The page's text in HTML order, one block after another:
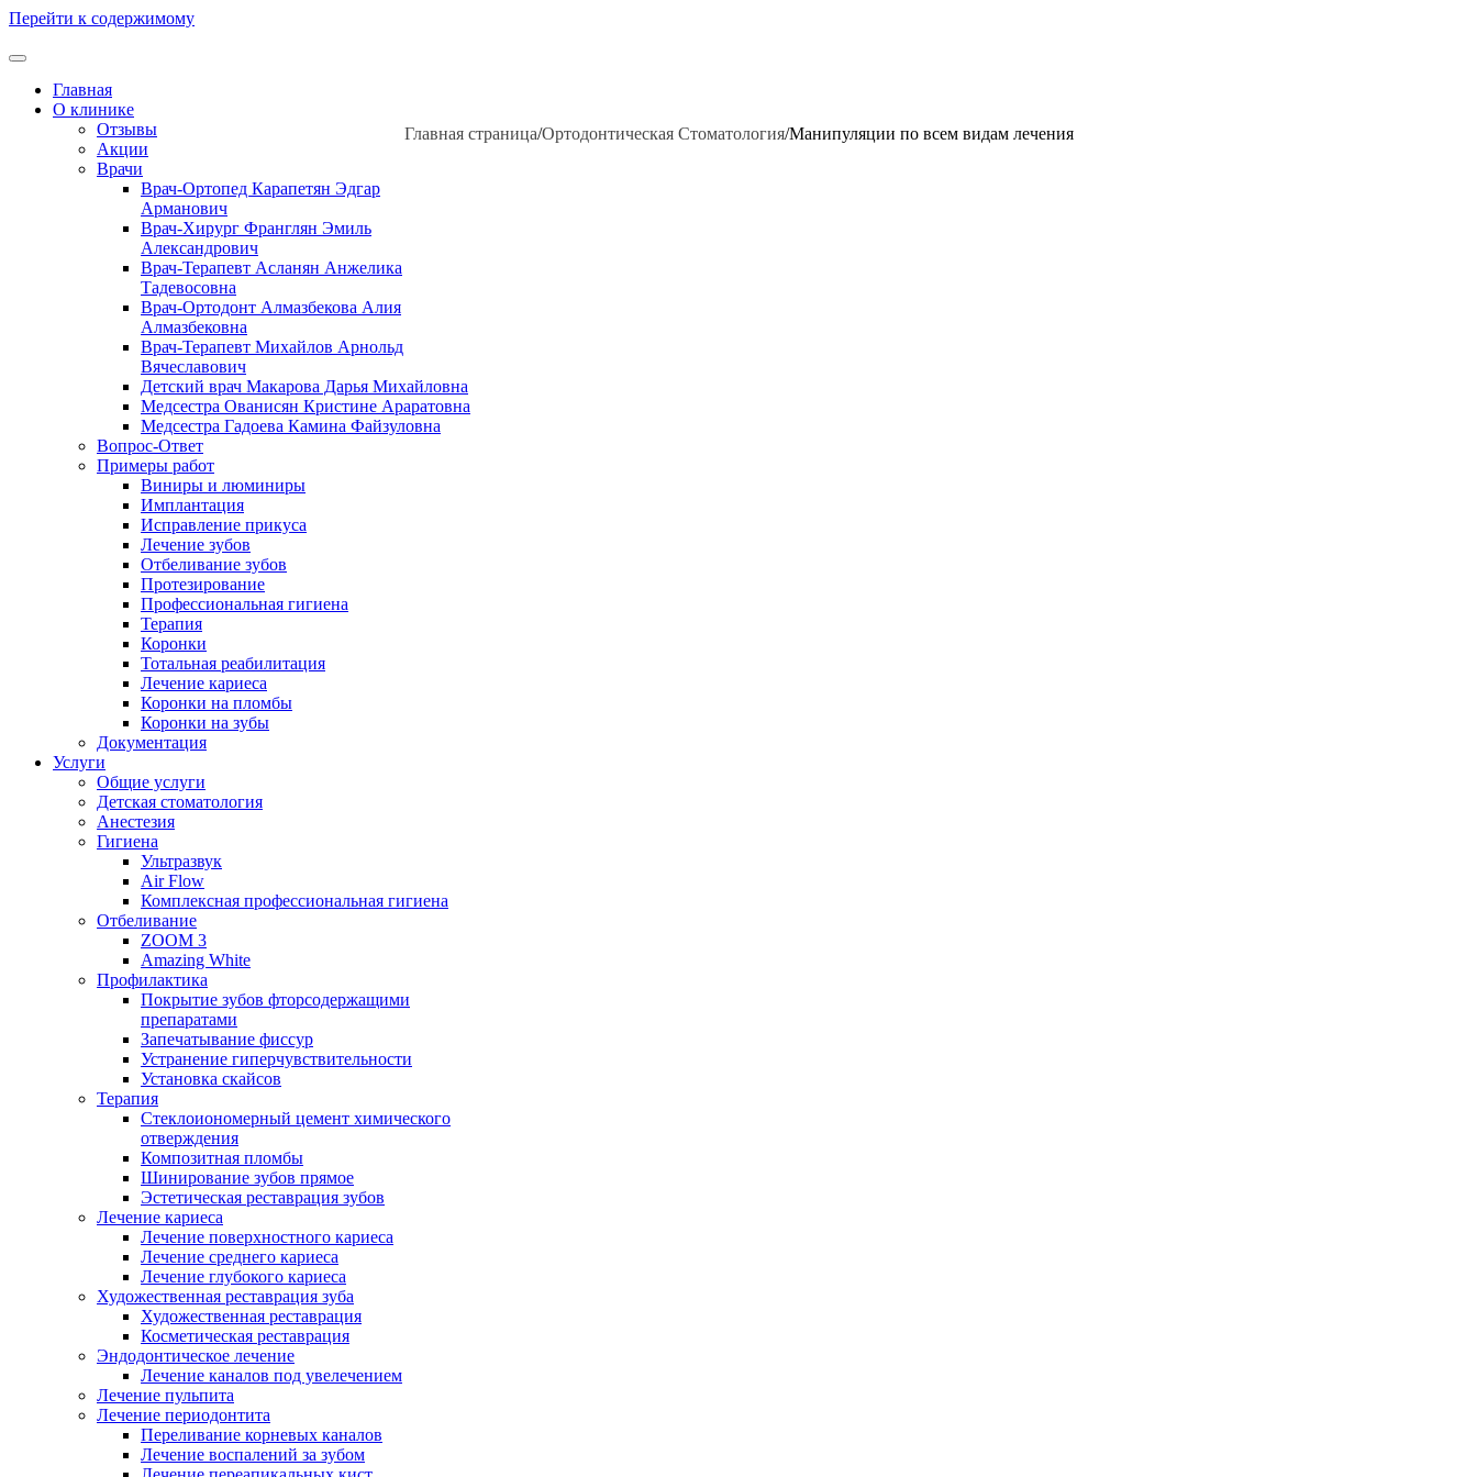
Перейти к содержимому
Главная страница/Ортодонтическая Стоматология/Манипуляции по всем видам лечения
Главная
О клинике
Отзывы
Акции
Врачи
Врач-Ортопед Карапетян Эдгар
Арманович
Врач-Хирург Франглян Эмиль
Александрович
Врач-Терапевт Асланян Анжелика
Тадевосовна
Врач-Ортодонт Алмазбекова Алия
Алмазбековна
Врач-Терапевт Михайлов Арнольд
Вячеславович
Детский врач Макарова Дарья Михайловна
Медсестра Ованисян Кристине Араратовна
Медсестра Гадоева Камина Файзуловна
Вопрос-Ответ
Примеры работ
Виниры и люминиры
Имплантация
Исправление прикуса
Лечение зубов
Отбеливание зубов
Протезирование
Профессиональная гигиена
Терапия
Коронки
Тотальная реабилитация
Лечение кариеса
Коронки на пломбы
Коронки на зубы
Документация
Услуги
Общие услуги
Детская стоматология
Анестезия
Гигиена
Ультразвук
Air Flow
Комплексная профессиональная гигиена
Отбеливание
ZOOM 3
Amazing White
Профилактика
Покрытие зубов фторсодержащими
препаратами
Запечатывание фиссур
Устранение гиперчувствительности
Установка скайсов
Терапия
Стеклоиономерный цемент химического
отверждения
Композитная пломбы
Шинирование зубов прямое
Эстетическая реставрация зубов
Лечение кариеса
Лечение поверхностного кариеса
Лечение среднего кариеса
Лечение глубокого кариеса
Художественная реставрация зуба
Художественная реставрация
Косметическая реставрация
Эндодонтическое лечение
Лечение каналов под увелечением
Лечение пульпита
Лечение периодонтита
Переливание корневых каналов
Лечение воспалений за зубом